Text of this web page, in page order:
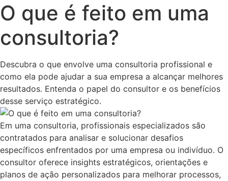
O que é feito em uma
consultoria?
Descubra o que envolve uma consultoria profissional e
como ela pode ajudar a sua empresa a alcançar melhores
resultados. Entenda o papel do consultor e os benefícios
desse serviço estratégico.
Em uma consultoria, profissionais especializados são
contratados para analisar e solucionar desafios
específicos enfrentados por uma empresa ou indivíduo. O
consultor oferece insights estratégicos, orientações e
planos de ação personalizados para melhorar processos,